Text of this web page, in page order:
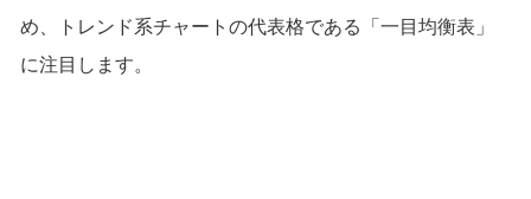
め、トレンド系チャートの代表格である「一目均衡表」
に注目します。